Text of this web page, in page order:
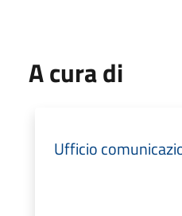
A cura di
Ufficio